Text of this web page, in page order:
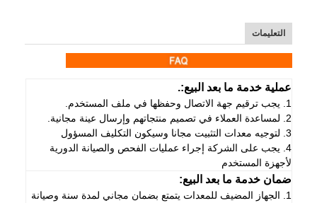
التعليمات
عملية خدمة ما بعد البيع:.
1. يجب ترقيم جهة الاتصال وحفظها في ملف المستخدم.
2. لمساعدة العملاء في تصميم منتجاتهم وإرسال عينة مجانية.
3. لتوجيه معدات التثبيت مجانا وسيكون التكليف المسؤول
4. يجب على الشركة إجراء عمليات الفحص والصيانة الدورية
لأجهزة المستخدم
ضمان خدمة ما بعد البيع:
1. الجهاز المضيف للمعدات يتمتع بضمان مجاني لمدة سنة وصيانة